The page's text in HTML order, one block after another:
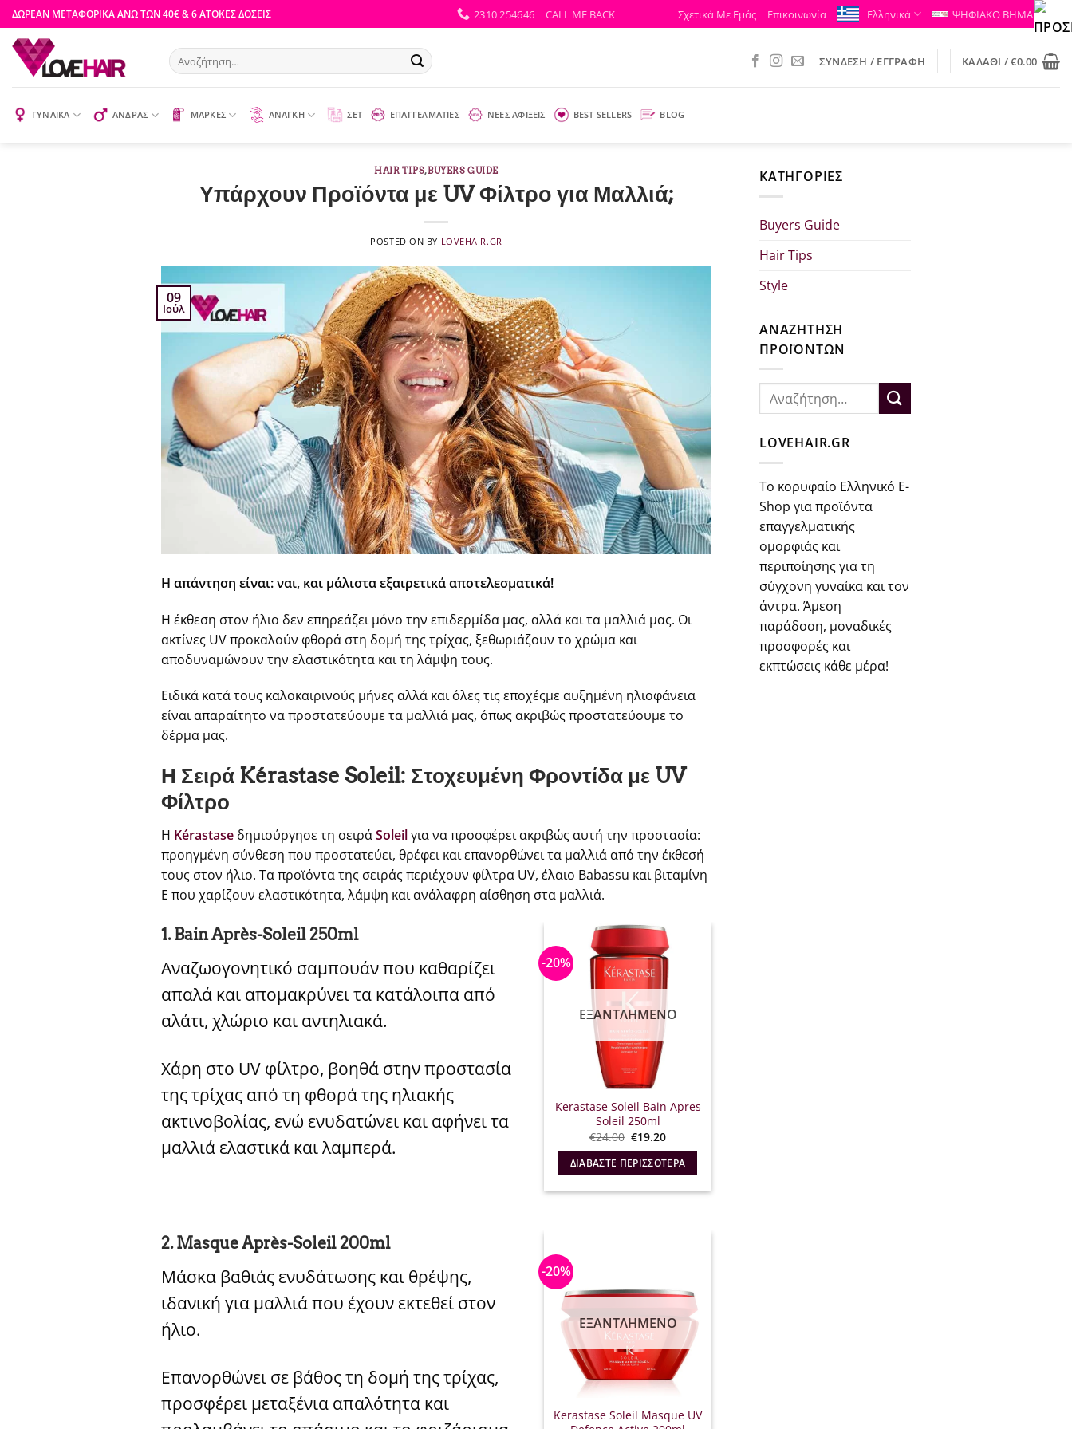
Μετάβαση
στο
περιεχόμενο
ΔΩΡΕΑΝ ΜΕΤΑΦΟΡΙΚΑ ΑΝΩ ΤΩΝ 40€ & 6 ΑΤΟΚΕΣ ΔΟΣΕΙΣ 2310 254646 CALL ME BACK Σχετικά Με Εμάς Επικοινωνία Ελληνικά ΨΗΦΙΑΚΟ ΒΗΜΑ
Αναζήτηση
για:
ΣΎΝΔΕΣΗ / ΕΓΓΡΑΦΉ ΚΑΛΆΘΙ /€0.00
ΓΥΝΑΙΚΑ ΑΝΔΡΑΣ ΜΑΡΚΕΣ ΑΝΑΓΚΗ ΣΕΤ ΕΠΑΓΓΕΛΜΑΤΙΕΣ ΝΕΕΣ ΑΦΙΞΕΙΣ BEST SELLERS BLOG
HAIR TIPS,BUYERS GUIDE
Υπάρχουν Προϊόντα με UV Φίλτρο για Μαλλιά;
POSTED ON BY LOVEHAIR.GR
09
Ιούλ
Η απάντηση είναι: ναι, και μάλιστα εξαιρετικά αποτελεσματικά!
Η έκθεση στον ήλιο δεν επηρεάζει μόνο την επιδερμίδα μας, αλλά και τα μαλλιά μας. Οι
ακτίνες UV προκαλούν φθορά στη δομή της τρίχας, ξεθωριάζουν το χρώμα και
αποδυναμώνουν την ελαστικότητα και τη λάμψη τους.
Ειδικά κατά τους καλοκαιρινούς μήνες αλλά και όλες τις εποχέςμε αυξημένη ηλιοφάνεια
είναι απαραίτητο να προστατεύουμε τα μαλλιά μας, όπως ακριβώς προστατεύουμε το
δέρμα μας.
Η Σειρά Kérastase Soleil: Στοχευμένη Φροντίδα με UV
Φίλτρο
Η Kérastase δημιούργησε τη σειράSoleilγια να προσφέρει ακριβώς αυτή την προστασία:
προηγμένη σύνθεση που προστατεύει, θρέφει και επανορθώνει τα μαλλιά από την έκθεσή
τους στον ήλιο. Τα προϊόντα της σειράς περιέχουν φίλτρα UV, έλαιο Babassu και βιταμίνη
Ε που χαρίζουν ελαστικότητα, λάμψη και ανάλαφρη αίσθηση στα μαλλιά.
1. Bain Après-Soleil 250ml
Αναζωογονητικό σαμπουάν που καθαρίζει
απαλά και απομακρύνει τα κατάλοιπα από
αλάτι, χλώριο και αντηλιακά.
Χάρη στο UV φίλτρο, βοηθά στην προστασία
της τρίχας από τη φθορά της ηλιακής
ακτινοβολίας, ενώ ενυδατώνει και αφήνει τα
μαλλιά ελαστικά και λαμπερά.
-20%
ΕΞΑΝΤΛΗΜΈΝΟ
Kerastase Soleil Bain Apres
Soleil 250ml
€24.00 Original
was:
€24.00.
€19.20Η
τιμή
είναι:
ΔΙΑΒΆΣΤΕ ΠΕΡΙΣΣΌΤΕΡΑ
2. Masque Après-Soleil 200ml
Μάσκα βαθιάς ενυδάτωσης και θρέψης,
ιδανική για μαλλιά που έχουν εκτεθεί στον
ήλιο.
Επανορθώνει σε βάθος τη δομή της τρίχας,
προσφέρει μεταξένια απαλότητα και
-20%
ΕΞΑΝΤΛΗΜΈΝΟ
Kerastase Soleil Masque UV
KΑΤΗΓΟΡΊΕΣ
Buyers Guide
Hair Tips
Style
ΑΝΑΖΗΤΗΣΗ
ΠΡΟΪΟΝΤΩΝ
Αναζήτηση
για:
LOVEHAIR.GR
Το κορυφαίο Ελληνικό E-
Shop για προϊόντα
επαγγελματικής
ομορφιάς και
περιποίησης για τη
σύγχονη γυναίκα και τον
άντρα. Άμεση
παράδοση, μοναδικές
προσφορές και
εκπτώσεις κάθε μέρα!